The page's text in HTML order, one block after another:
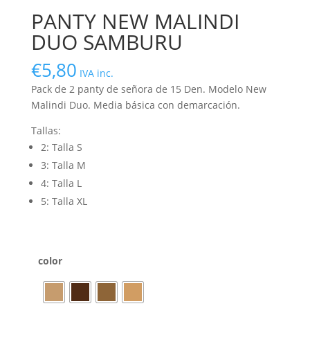
PANTY NEW MALINDI
DUO SAMBURU
€5,80 IVA inc.
Pack de 2 panty de señora de 15 Den. Modelo New
Malindi Duo. Media básica con demarcación.
Tallas:
2: Talla S
3: Talla M
4: Talla L
5: Talla XL
color